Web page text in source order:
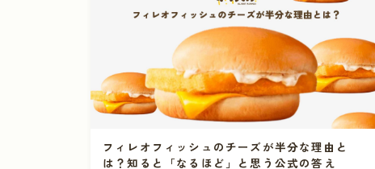
フィレオフィッシュのチーズが半分な理由と
は？知ると「なるほど」と思う公式の答え